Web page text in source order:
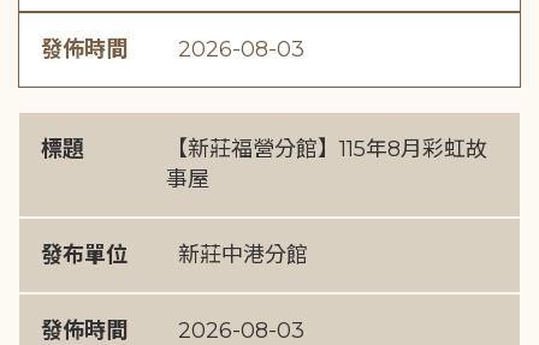
發佈時間 2026-08-03
標題
【新莊福營分館】115年8月彩虹故
事屋
發布單位 新莊中港分館
發佈時間 2026-08-03